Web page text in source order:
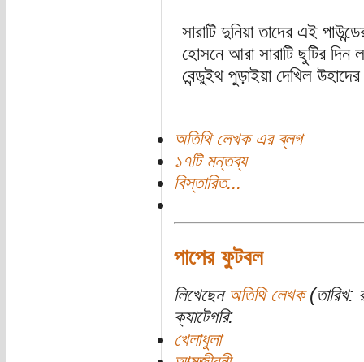
সারাটি দুনিয়া তাদের এই
হোসনে আরা সারাটি ছুটির
বেন্ডুইথ পুড়াইয়া দেখিল
অতিথি লেখক এর ব্লগ
১৭টি মন্তব্য
বিস্তারিত...
পাপের ফুটবল
লিখেছেন অতিথি লেখক(তারিখ:
ক্যাটেগরি:
খেলাধুলা